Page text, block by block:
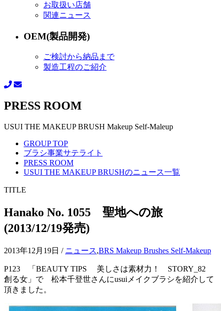
お取扱い店舗
関連ニュース
OEM(製品開発)
ご検討から納品まで
製造工程のご紹介
PRESS ROOM
USUI THE MAKEUP BRUSH Makeup Self-Maleup
GROUP TOP
ブラシ事業サテライト
PRESS ROOM
USUI THE MAKEUP BRUSHのニュース一覧
TITLE
Hanako No. 1055 聖地への旅
(2013/12/19発売)
2013年12月19日 / ニュース,BRS Makeup Brushes Self-Makeup
P123 「BEAUTY TIPS 美しさは素材力！ STORY_82
創る女」で 松本千登世さんにusuiメイクブラシを紹介して
頂きました。